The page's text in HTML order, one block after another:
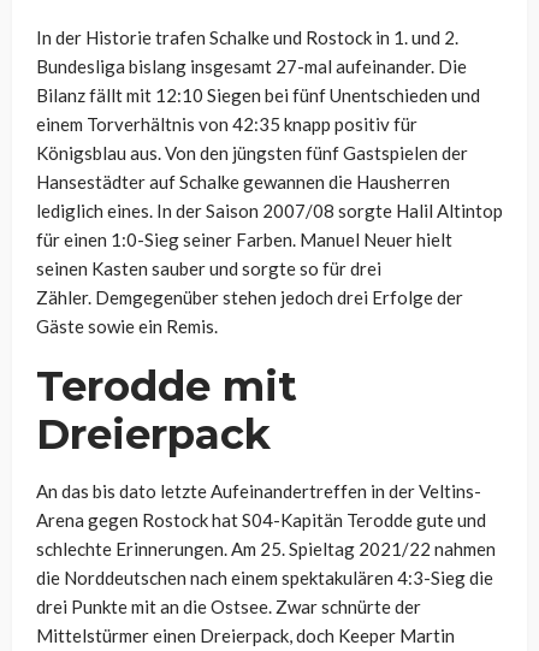
In der Historie trafen Schalke und Rostock in 1. und 2.
Bundesliga bislang insgesamt 27-mal aufeinander. Die
Bilanz fällt mit 12:10 Siegen bei fünf Unentschieden und
einem Torverhältnis von 42:35 knapp positiv für
Königsblau aus. Von den jüngsten fünf Gastspielen der
Hansestädter auf Schalke gewannen die Hausherren
lediglich eines. In der Saison 2007/08 sorgte Halil Altintop
für einen 1:0-Sieg seiner Farben. Manuel Neuer hielt
seinen Kasten sauber und sorgte so für drei
Zähler. Demgegenüber stehen jedoch drei Erfolge der
Gäste sowie ein Remis.
Terodde mit
Dreierpack
An das bis dato letzte Aufeinandertreffen in der Veltins-
Arena gegen Rostock hat S04-Kapitän Terodde gute und
schlechte Erinnerungen. Am 25. Spieltag 2021/22 nahmen
die Norddeutschen nach einem spektakulären 4:3-Sieg die
drei Punkte mit an die Ostsee. Zwar schnürte der
Mittelstürmer einen Dreierpack, doch Keeper Martin